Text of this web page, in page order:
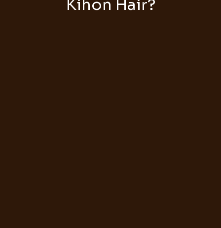
Kihon Hair?